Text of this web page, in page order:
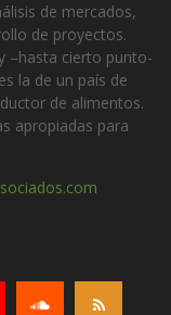
de mercados,
de proyectos.
–hasta cierto punto-
la de un país de
de alimentos.
apropiadas para